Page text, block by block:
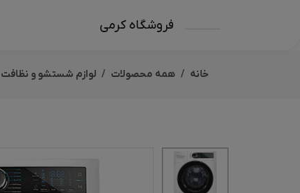
فروشگاه کرمی
خانه همه محصولات لوازم شستشو و نظافت